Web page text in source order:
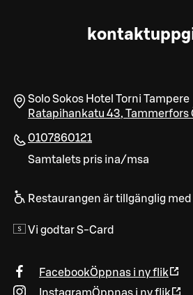
Solo Sokos Hotel Torni Tampere
Ratapihankatu 43, Tammerfors
0107860121
Samtalets pris ina/msa
Restaurangen är tillgänglig med
Vi godtar S-Card
FacebookÖppnas i ny flik